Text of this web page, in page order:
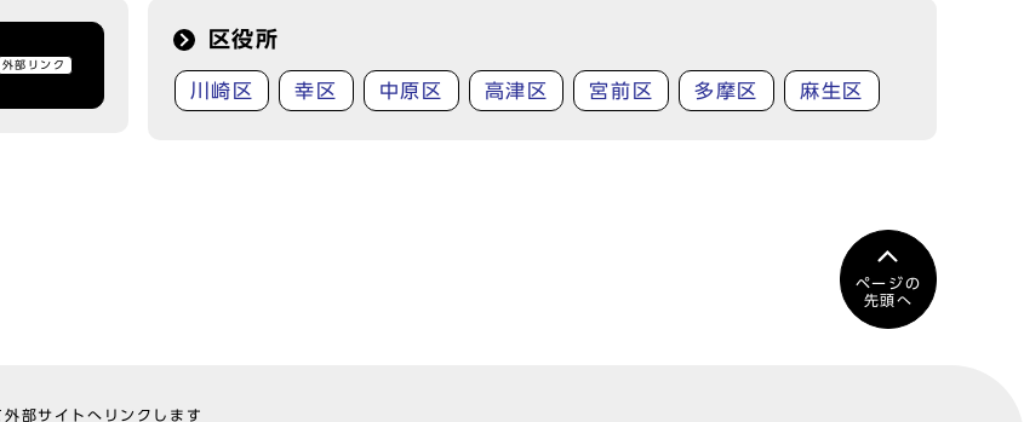
外部リンク
区役所
川崎区 幸区 中原区 高津区 宮前区 多摩区 麻生区
ページの
先頭へ
部サイトへリンクします